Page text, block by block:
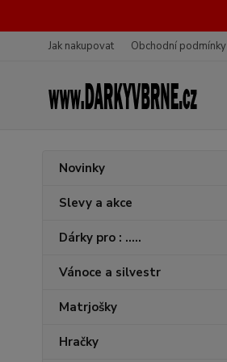
Jak nakupovat Obchodní podmínky
Novinky
Slevy a akce
Dárky pro : .....
Vánoce a silvestr
Matrjošky
Hračky